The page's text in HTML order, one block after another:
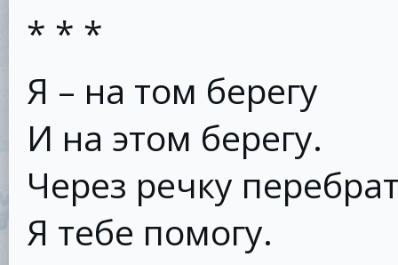
* * *
Я – на том берегу
И на этом берегу.
Через речку
Я тебе помогу.